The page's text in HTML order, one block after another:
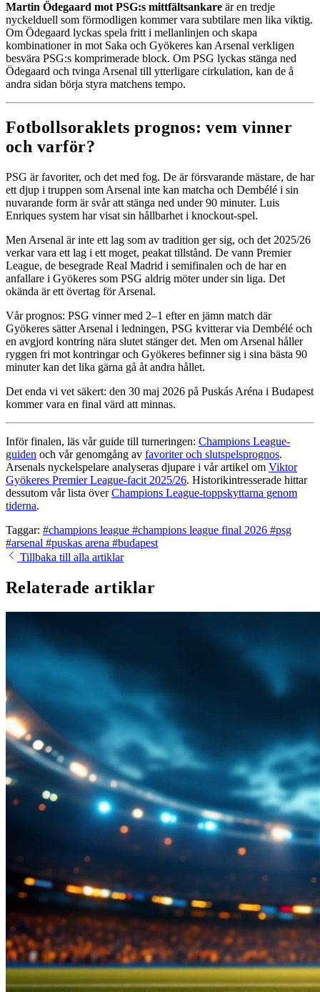
Martin Ödegaard mot PSG:s mittfältsankare är en tredje
nyckelduell som förmodligen kommer vara subtilare men lika viktig.
Om Ödegaard lyckas spela fritt i mellanlinjen och skapa
kombinationer in mot Saka och Gyökeres kan Arsenal verkligen
besvära PSG:s komprimerade block. Om PSG lyckas stänga ned
Ödegaard och tvinga Arsenal till ytterligare cirkulation, kan de å
andra sidan börja styra matchens tempo.
Fotbollsoraklets prognos: vem vinner
och varför?
PSG är favoriter, och det med fog. De är försvarande mästare, de har
ett djup i truppen som Arsenal inte kan matcha och Dembélé i sin
nuvarande form är svår att stänga ned under 90 minuter. Luis
Enriques system har visat sin hållbarhet i knockout-spel.
Men Arsenal är inte ett lag som av tradition ger sig, och det 2025/26
verkar vara ett lag i ett moget, peakat tillstånd. De vann Premier
League, de besegrade Real Madrid i semifinalen och de har en
anfallare i Gyökeres som PSG aldrig möter under sin liga. Det
okända är ett övertag för Arsenal.
Vår prognos: PSG vinner med 2–1 efter en jämn match där
Gyökeres sätter Arsenal i ledningen, PSG kvitterar via Dembélé och
en avgjord kontring nära slutet stänger det. Men om Arsenal håller
ryggen fri mot kontringar och Gyökeres befinner sig i sina bästa 90
minuter kan det lika gärna gå åt andra hållet.
Det enda vi vet säkert: den 30 maj 2026 på Puskás Aréna i Budapest
kommer vara en final värd att minnas.
Inför finalen, läs vår guide till turneringen: Champions League-
guiden och vår genomgång av favoriter och slutspelsprognos.
Arsenals nyckelspelare analyseras djupare i vår artikel om Viktor
Gyökeres Premier League-facit 2025/26. Historikintresserade hittar
dessutom vår lista överChampions League-toppskyttarna genom
tiderna.
Taggar: #champions league #champions league final 2026 #psg
#arsenal #puskas arena #budapest
Tillbaka till alla artiklar
Relaterade artiklar